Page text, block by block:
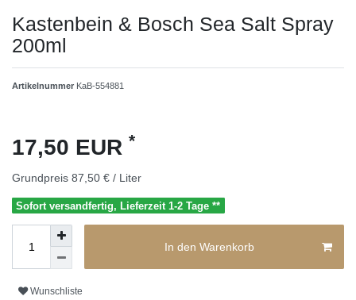
Kastenbein & Bosch Sea Salt Spray
200ml
Artikelnummer KaB-554881
17,50 EUR *
Grundpreis 87,50 € / Liter
Sofort versandfertig, Lieferzeit 1-2 Tage **
In den Warenkorb
Wunschliste